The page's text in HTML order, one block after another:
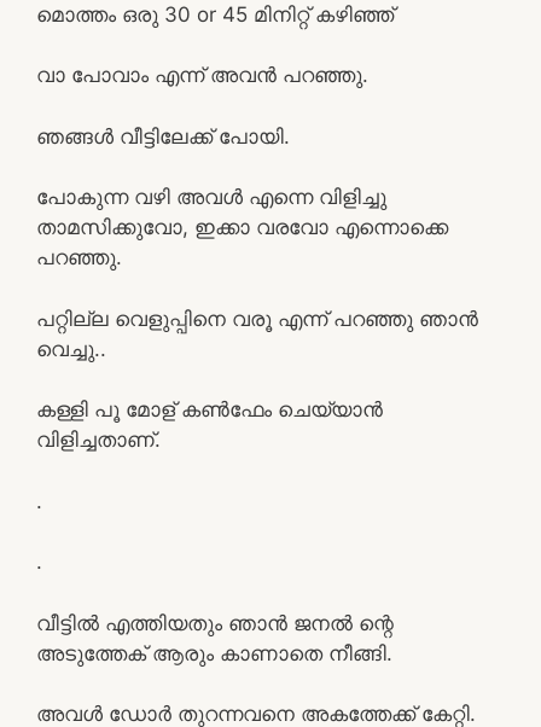
മൊത്തം ഒരു 30 or 45 മിനിറ്റ് കഴിഞ്ഞ്
വാ പോവാം എന്ന് അവന്‍ പറഞ്ഞു.
ഞങ്ങൾ വീട്ടിലേക്ക് പോയി.
പോകുന്ന വഴി അവൾ എന്നെ വിളിച്ചു
താമസിക്കുവോ, ഇക്കാ വരവോ എന്നൊക്കെ
പറഞ്ഞു.
പറ്റില്ല വെളുപ്പിനെ വരൂ എന്ന് പറഞ്ഞു ഞാൻ
വെച്ചു..
കള്ളി പൂ മോള് കൺഫേം ചെയ്യാൻ
വിളിച്ചതാണ്.
.
.
വീട്ടിൽ എത്തിയതും ഞാൻ ജനൽ ന്റെ
അടുത്തേക് ആരും കാണാതെ നീങ്ങി.
അവൾ ഡോർ തുറന്നവനെ അകത്തേക്ക് കേറ്റി.